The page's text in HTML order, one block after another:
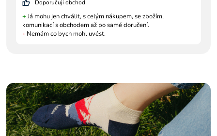
Doporučuji obchod
+ Já mohu jen chválit, s celým nákupem, se zbožím,
komunikací s obchodem až po samé doručení.
- Nemám co bych mohl uvést.